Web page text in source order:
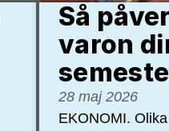
Så
varon
28 maj 2026
EKONOMI.